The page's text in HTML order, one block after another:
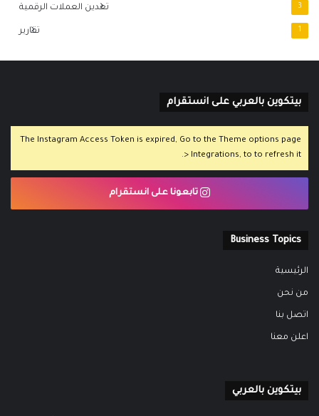
تعدين العملات الرقمية 3
تقارير 1
بيتكوين بالعربي على انستقرام
The Instagram Access Token is expired, Go to the Theme options page
> Integrations, to to refresh it.
تابعونا على انستقرام
Business Topics
الرئيسية
من نحن
اتصل بنا
اعلن معنا
بيتكوين بالعربي